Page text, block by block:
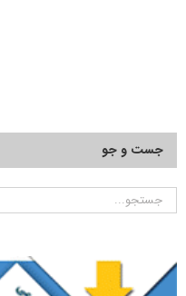
جست و جو
جستجو